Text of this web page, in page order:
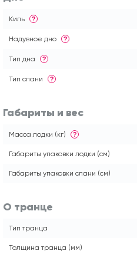
Киль ?
Надувное дно ?
Тип дна ?
Тип слани ?
Габариты и вес
Масса лодки (кг) ?
Габариты упаковки лодки (см)
Габариты упаковки слани (см)
О транце
Тип транца
Толщина транца (мм)